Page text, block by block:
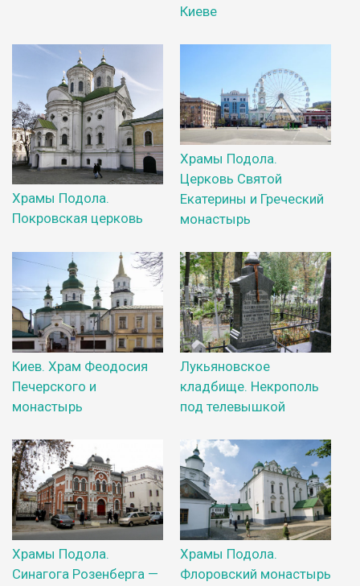
Киеве
Храмы Подола.
Покровская церковь
Храмы Подола.
Церковь Святой
Екатерины и Греческий
монастырь
Киев. Храм Феодосия
Печерского и
монастырь
Лукьяновское
кладбище. Некрополь
под телевышкой
Храмы Подола.
Синагога Розенберга —
Храмы Подола.
Флоровский монастырь